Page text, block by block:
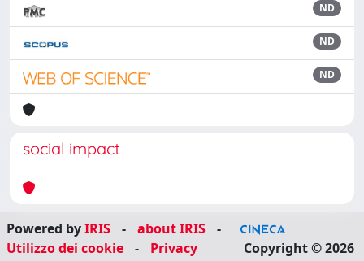
ND
ND
ND
social impact
Powered byIRIS - about IRIS
-
Utilizzo dei cookie
- Privacy Copyright © 2026